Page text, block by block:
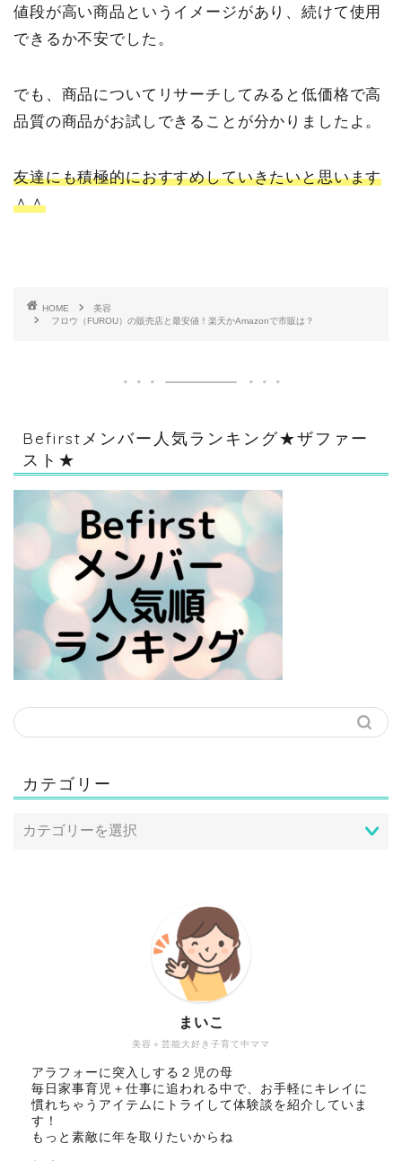
値段が高い商品というイメージがあり、続けて使用
できるか不安でした。
でも、商品についてリサーチしてみると低価格で高
品質の商品がお試しできることが分かりましたよ。
友達にも積極的におすすめしていきたいと思います
＾＾
HOME
美容
フロウ（FUROU）の販売店と最安値！楽天かAmazonで市販は？
Befirstメンバー人気ランキング★ザファー
スト★
カテゴリー
美容＋芸能大好き子育て中ママ
まいこ
アラフォーに突入しする２児の母
毎日家事育児＋仕事に追われる中で、お手軽にキレイに
慣れちゃうアイテムにトライして体験談を紹介していま
す！
もっと素敵に年を取りたいからね